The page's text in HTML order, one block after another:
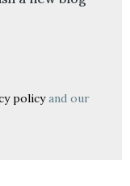
policyand our